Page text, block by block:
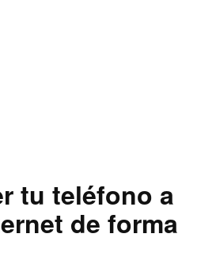
tu teléfono a
de forma